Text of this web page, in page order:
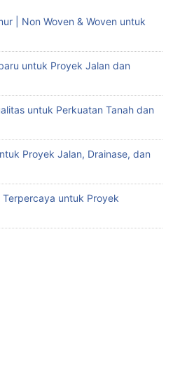
| Non Woven & Woven untuk
untuk Proyek Jalan dan
untuk Perkuatan Tanah dan
Proyek Jalan, Drainase, dan
untuk Proyek